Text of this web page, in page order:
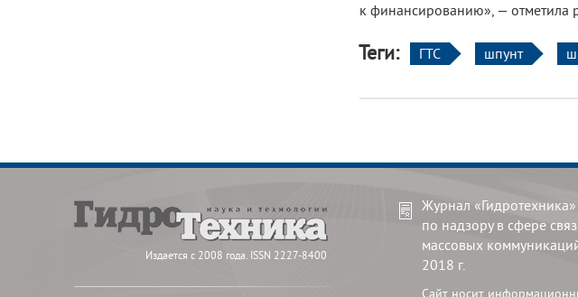
к финансированию», — отметила
Теги: ГТС шпунт
Издается с 2008 года. ISSN 2227-8400
Журнал
по надзору в сфере
массовых
2018 г.
Сайт носит